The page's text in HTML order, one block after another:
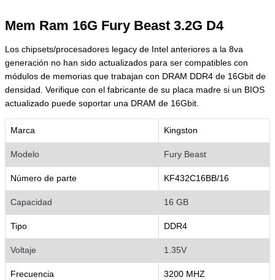
Mem Ram 16G Fury Beast 3.2G D4
Los chipsets/procesadores legacy de Intel anteriores a la 8va
generación no han sido actualizados para ser compatibles con
módulos de memorias que trabajan con DRAM DDR4 de 16Gbit de
densidad. Verifique con el fabricante de su placa madre si un BIOS
actualizado puede soportar una DRAM de 16Gbit.
Marca Kingston
Modelo Fury Beast
Número de parte KF432C16BB/16
Capacidad 16 GB
Tipo DDR4
Voltaje 1.35V
Frecuencia 3200 MHZ